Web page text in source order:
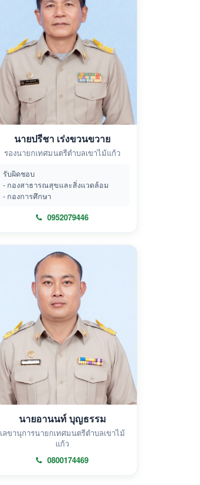
นายปรีชา เร่งขวนขวาย
รองนายกเทศมนตรีตำบลเขาไม้แก้ว
รับผิดชอบ
- กองสาธารณสุขและสิ่งแวดล้อม
- กองการศึกษา
0952079446
นายอานนท์ บุญธรรม
เลขานุการนายกเทศมนตรีตำบลเขาไม้
แก้ว
0800174469